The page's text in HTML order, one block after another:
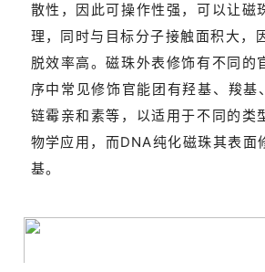
散性，因此可操作性强，可以让磁
理，同时与目标分子接触面积大，
脱效率高。磁珠外表修饰有不同的
序中常见修饰官能团有羟基、羧
链霉亲和素等，以适用于不同的类
物学应用，而DNA纯化磁珠其表面
基。